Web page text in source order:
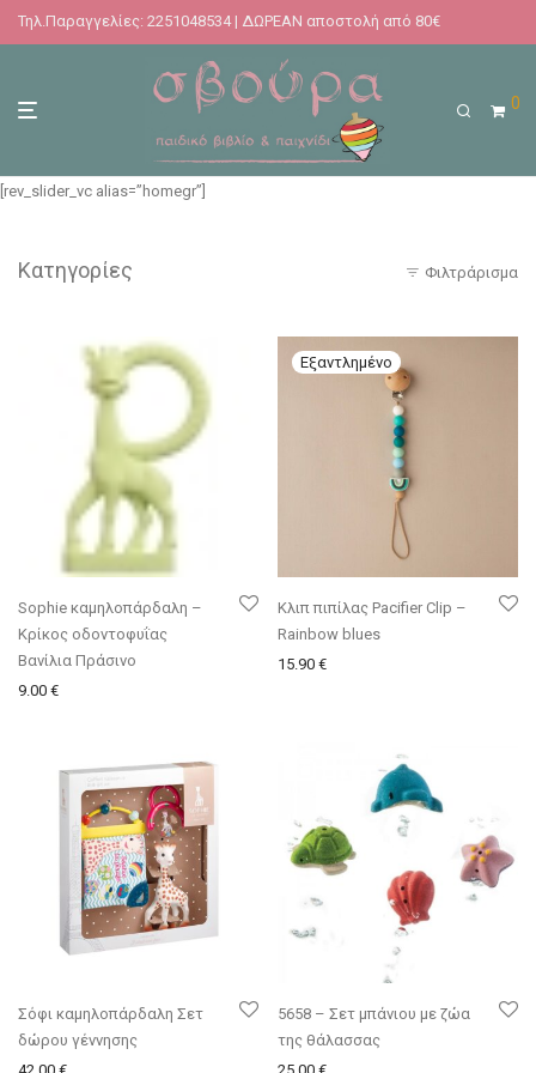
Τηλ.Παραγγελίες: 2251048534 | ΔΩΡΕΑΝ αποστολή από 80€
0
[rev_slider_vc alias=”homegr”]
Κατηγορίες Φιλτράρισμα
Sophie καμηλοπάρδαλη –
Κρίκος οδοντοφυΐας
Βανίλια Πράσινο
9.00 €
Κλιπ πιπίλας Pacifier Clip –
Rainbow blues
15.90 €
Σόφι καμηλοπάρδαλη Σετ
δώρου γέννησης
5658 – Σετ μπάνιου με ζώα
της θάλασσας